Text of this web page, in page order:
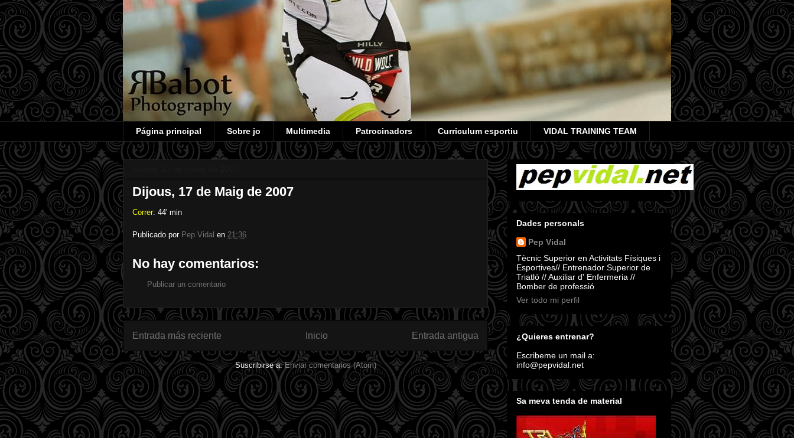
Página principal Sobre jo Multimedia Patrocinadors Curriculum esportiu VIDAL TRAINING TEAM
Dijous, 17 de Maig de 2007
Correr: 44' min
Publicado por Pep Vidal en 21:36
No hay comentarios:
Publicar un comentario
Entrada más reciente Entrada antigua
Inicio
Suscribirse a:Enviar comentarios (Atom)
Dades personals
Pep Vidal
Tècnic Superior en Activitats Físiques i
Esportives// Entrenador Superior de
Triatló // Auxiliar d' Enfermeria //
Bomber de professió
Ver todo mi perfil
¿Quieres entrenar?
Escribeme un mail a:
info@pepvidal.net
Sa meva tenda de material